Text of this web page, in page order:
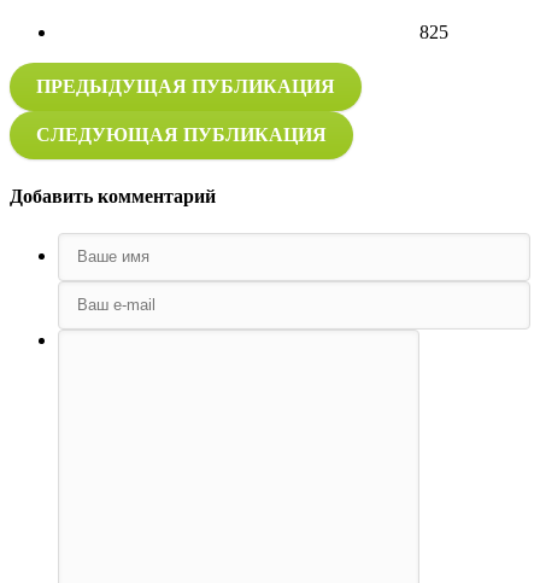
825
ПРЕДЫДУЩАЯ ПУБЛИКАЦИЯ
СЛЕДУЮЩАЯ ПУБЛИКАЦИЯ
Добавить комментарий